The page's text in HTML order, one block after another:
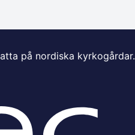
på nordiska kyrkogårdar.